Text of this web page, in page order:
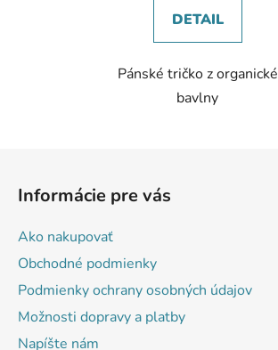
DETAIL
Pánské tričko z organické
bavlny
Informácie pre vás
Ako nakupovať
Obchodné podmienky
Podmienky ochrany osobných údajov
Možnosti dopravy a platby
Napíšte nám